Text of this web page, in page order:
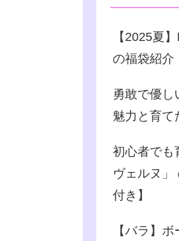
【2025夏
の福袋紹介
勇敢で優し
魅力と育て
初心者でも
ヴェルヌ」
付き】
【バラ】